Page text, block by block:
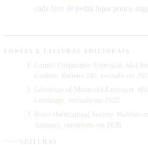
cada face de pedra fique pouco
FONTES E LEITURAS ADICIONAIS
Cornell Cooperative Extension.
Gardens, Bulletin 245, revisado em
University of Minnesota Extension.
Landscape, revisado em 2022.
Royal Horticultural Society. Mulches
Advisory, consultado em 2026.
LEITURAS